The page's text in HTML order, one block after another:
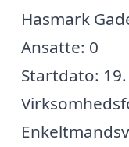
Hasmark
Ansatte: 0
Startdato: